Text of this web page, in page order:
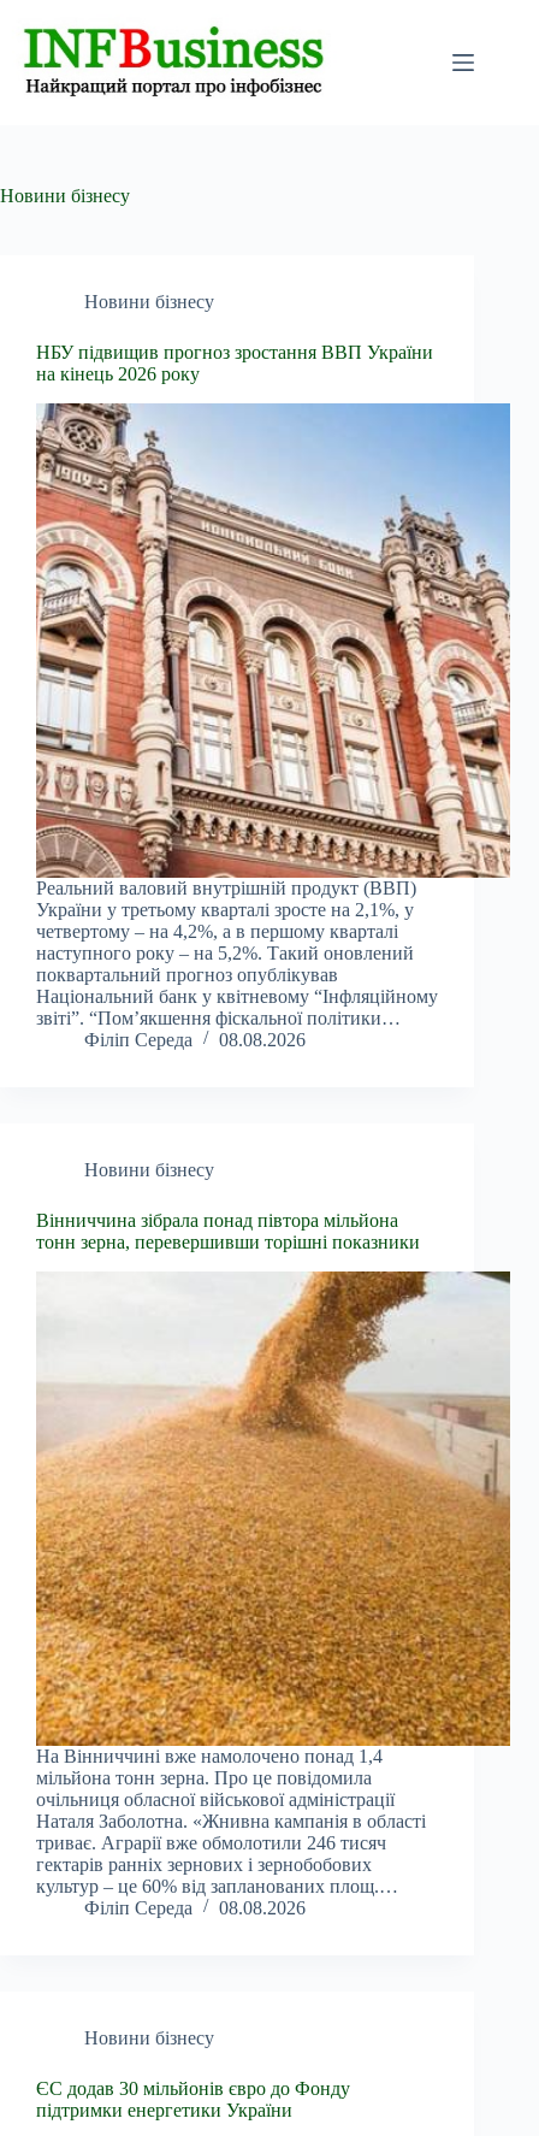
Новини бізнесу
Новини бізнесу
НБУ підвищив прогноз зростання ВВП України
на кінець 2026 року
Реальний валовий внутрішній продукт (ВВП)
України у третьому кварталі зросте на 2,1%, у
четвертому – на 4,2%, а в першому кварталі
наступного року – на 5,2%. Такий оновлений
поквартальний прогноз опублікував
Національний банк у квітневому “Інфляційному
звіті”. “Пом’якшення фіскальної політики…
Філіп Середа
08.08.2026
Новини бізнесу
Вінниччина зібрала понад півтора мільйона
тонн зерна, перевершивши торішні показники
На Вінниччині вже намолочено понад 1,4
мільйона тонн зерна. Про це повідомила
очільниця обласної військової адміністрації
Наталя Заболотна. «Жнивна кампанія в області
триває. Аграрії вже обмолотили 246 тисяч
гектарів ранніх зернових і зернобобових
культур – це 60% від запланованих площ.…
Філіп Середа
08.08.2026
Новини бізнесу
ЄС додав 30 мільйонів євро до Фонду
підтримки енергетики України